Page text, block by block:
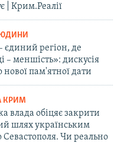
| Крим.Реалії
єдиний регіон, де
– меншість»: дискусія
нової пам'ятної дати
КРИМ
влада обіцяє закрити
шлях українським
Чи реально